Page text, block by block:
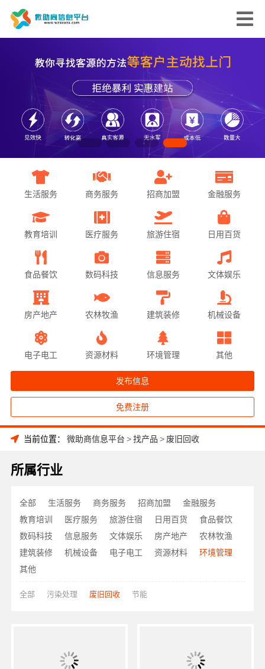
生活服务 商务服务 招商加盟 金融服务
教育培训 医疗服务 旅游住宿 日用百货
食品餐饮 数码科技 信息服务 文体娱乐
房产地产 农林牧渔 建筑装修 机械设备
电子电工 资源材料 环境管理 其他
发布信息
免费注册
当前位置： 微助商信息平台 >找产品 > 废旧回收
所属行业
全部 生活服务 商务服务 招商加盟
金融服务
教育培训
医疗服务 旅游住宿 日用百货
食品餐饮
数码科技
信息服务 文体娱乐 房产地产
农林牧渔
建筑装修
机械设备 电子电工 资源材料
环境管理
其他
全部 污染处理 废旧回收 节能